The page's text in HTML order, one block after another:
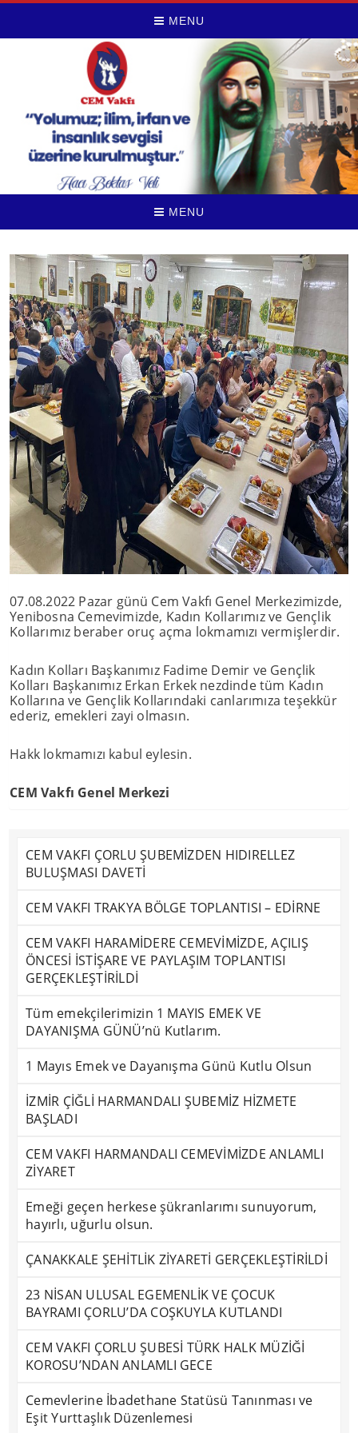
MENU
MENU
07.08.2022 Pazar günü Cem Vakfı Genel Merkezimizde,
Yenibosna Cemevimizde, Kadın Kollarımız ve Gençlik
Kollarımız beraber oruç açma lokmamızı vermişlerdir.
Kadın Kolları Başkanımız Fadime Demir ve Gençlik
Kolları Başkanımız Erkan Erkek nezdinde tüm Kadın
Kollarına ve Gençlik Kollarındaki canlarımıza teşekkür
ederiz, emekleri zayi olmasın.
Hakk lokmamızı kabul eylesin.
CEM Vakfı Genel Merkezi
CEM VAKFI ÇORLU ŞUBEMİZDEN HIDIRELLEZ
BULUŞMASI DAVETİ
CEM VAKFI TRAKYA BÖLGE TOPLANTISI – EDİRNE
CEM VAKFI HARAMİDERE CEMEVİMİZDE, AÇILIŞ
ÖNCESİ İSTİŞARE VE PAYLAŞIM TOPLANTISI
GERÇEKLEŞTİRİLDİ
Tüm emekçilerimizin 1 MAYIS EMEK VE
DAYANIŞMA GÜNÜ’nü Kutlarım.
1 Mayıs Emek ve Dayanışma Günü Kutlu Olsun
İZMİR ÇİĞLİ HARMANDALI ŞUBEMİZ HİZMETE
BAŞLADI
CEM VAKFI HARMANDALI CEMEVİMİZDE ANLAMLI
ZİYARET
Emeği geçen herkese şükranlarımı sunuyorum,
hayırlı, uğurlu olsun.
ÇANAKKALE ŞEHİTLİK ZİYARETİ GERÇEKLEŞTİRİLDİ
23 NİSAN ULUSAL EGEMENLİK VE ÇOCUK
BAYRAMI ÇORLU’DA COŞKUYLA KUTLANDI
CEM VAKFI ÇORLU ŞUBESİ TÜRK HALK MÜZİĞİ
KOROSU’NDAN ANLAMLI GECE
Cemevlerine İbadethane Statüsü Tanınması ve
Eşit Yurttaşlık Düzenlemesi